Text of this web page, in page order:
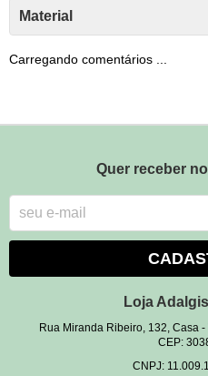
Material
Carregando comentários ...
Quer receber
Loja
Rua Miranda Ribeiro, 132, Casa-
CEP:
CNPJ: